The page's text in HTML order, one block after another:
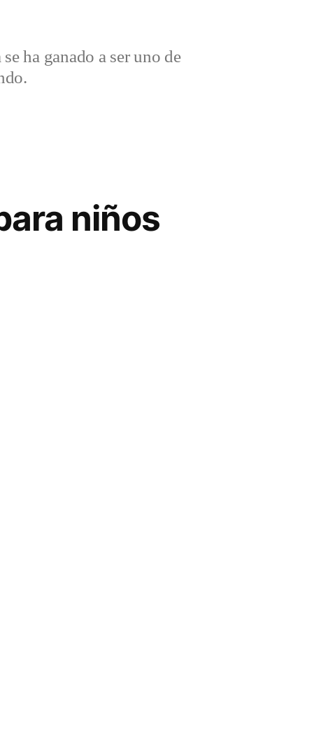
ha ganado a ser uno de
niños